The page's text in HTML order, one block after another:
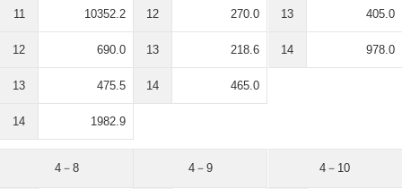
11 10352.2
12 690.0
13 475.5
14 1982.9
12 270.0
13 218.6
14 465.0
13 405.0
14 978.0
4－8 4－9 4－10